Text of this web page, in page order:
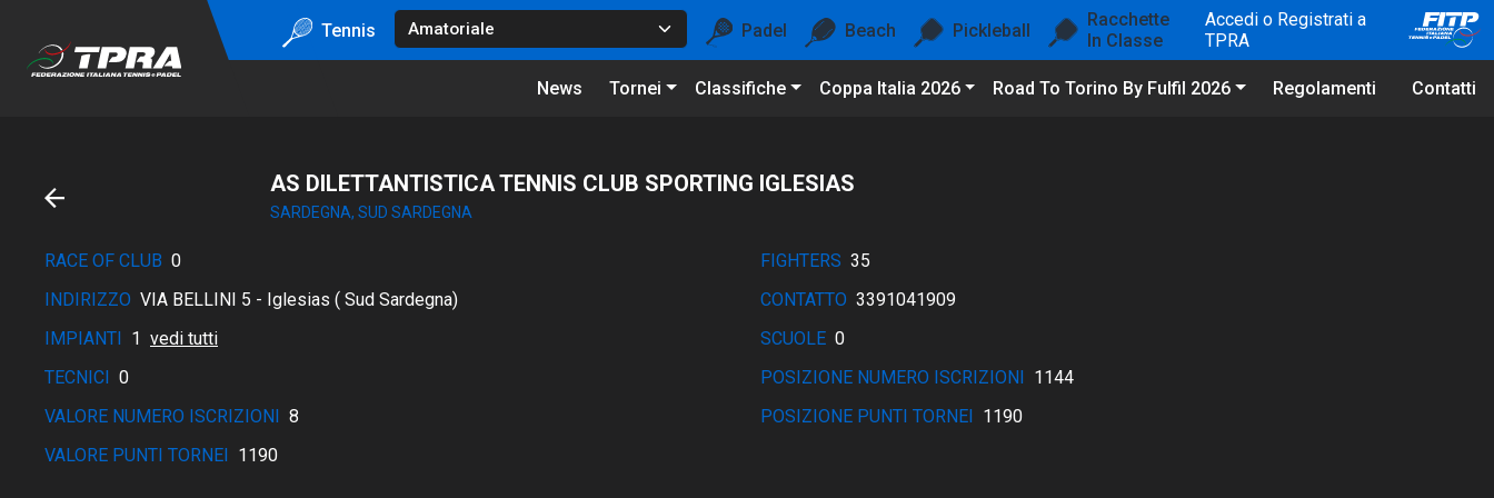
Tennis Padel Beach Pickleball
Racchette
In Classe
Accedi o Registrati a
TPRA
News Tornei Classifiche Coppa Italia 2026 Road To Torino By Fulfil 2026 Regolamenti Contatti
AS DILETTANTISTICA TENNIS CLUB SPORTING IGLESIAS
SARDEGNA, SUD SARDEGNA
RACE OF CLUB 0 FIGHTERS 35
INDIRIZZO VIA BELLINI 5 - Iglesias ( Sud Sardegna) CONTATTO 3391041909
IMPIANTI 1 vedi tutti SCUOLE 0
TECNICI 0 POSIZIONE NUMERO ISCRIZIONI 1144
VALORE NUMERO ISCRIZIONI 8 POSIZIONE PUNTI TORNEI 1190
VALORE PUNTI TORNEI 1190